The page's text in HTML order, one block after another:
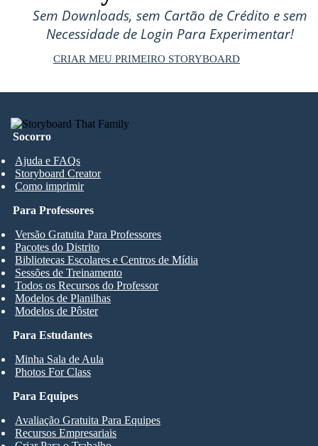
Sem Downloads, sem Cartão de Crédito e sem
Necessidade de Login Para Experimentar!
CRIAR MEU PRIMEIRO STORYBOARD
Socorro
Ajuda e FAQs
Storyboard Creator
Como imprimir
Para Estudantes
Minha Sala de Aula
Photos For Class
Para Professores
Versão Gratuita Para Professores
Pacotes do Distrito
Bibliotecas Escolares e Centros de Mídia
Sessões de Treinamento
Todos os Recursos do Professor
Modelos de Planilhas
Modelos de Pôster
Para Equipes
Avaliação Gratuita Para Equipes
Recursos Empresariais